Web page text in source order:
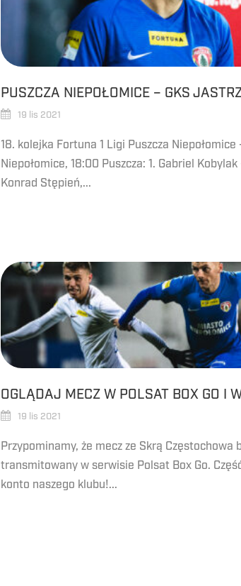
PUSZCZA NIEPOŁOMICE – GKS
19 lis 2021
18. kolejka Fortuna 1 Ligi Puszcza Niepołomice
Niepołomice, 18:00 Puszcza: 1. Gabriel
Konrad Stępień,...
OGLĄDAJ MECZ W POLSAT BOX GO I
19 lis 2021
Przypominamy, że mecz ze Skrą Częstochowa
transmitowany w serwisie Polsat Box Go.
konto naszego klubu!...